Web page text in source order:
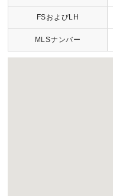
FSおよびLH
MLSナンバー